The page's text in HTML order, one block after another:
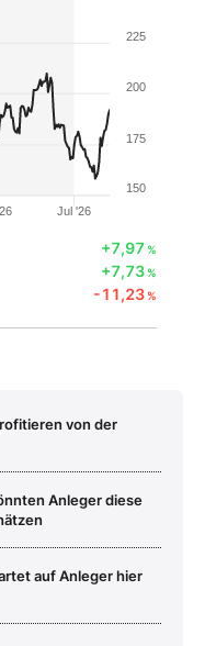
Jul '26
150
175
200
225
+7,97 %
+7,73%
-11,23%
von der
Anleger diese
auf Anleger hier